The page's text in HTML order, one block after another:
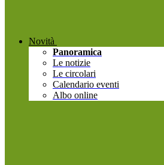
Novità
Panoramica
Le notizie
Le circolari
Calendario eventi
Albo online